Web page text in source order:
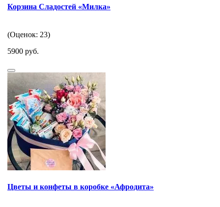
Корзина Сладостей «Милка»
(Оценок: 23)
5900 руб.
Цветы и конфеты в коробке «Афродита»